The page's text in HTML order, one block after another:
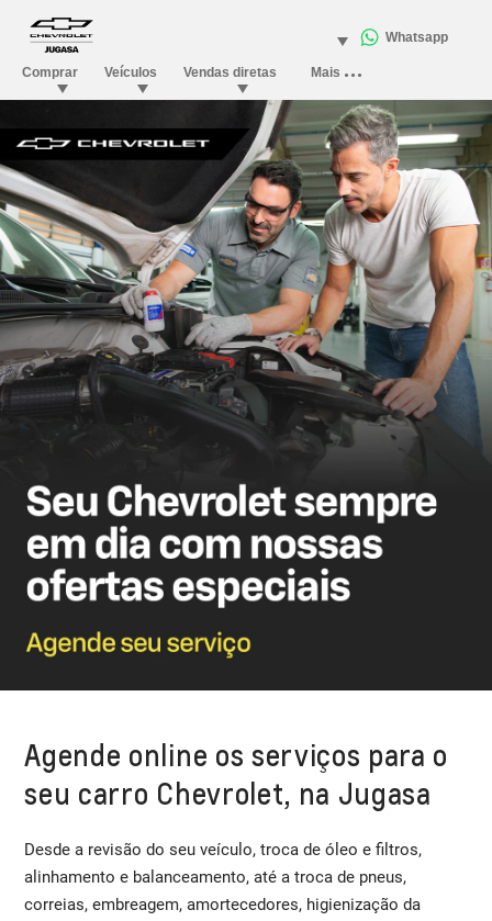
Agende online os serviços para o
seu carro Chevrolet, na Jugasa
Desde a revisão do seu veículo, troca de óleo e filtros,
alinhamento e balanceamento, até a troca de pneus,
correias, embreagem, amortecedores, higienização da